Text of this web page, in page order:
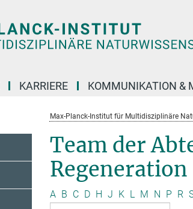
KARRIERE KOMMUNIKATION &
Max-Planck-Institut für Multidisziplinäre
Team der
Regeneration
A B C D H J K L M N P R